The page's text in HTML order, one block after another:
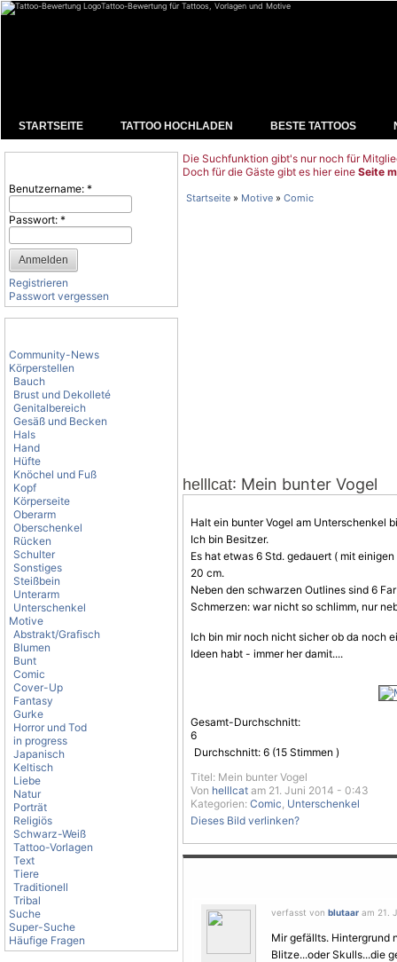
Tattoo-Bewertung für Tattoos, Vorlagen und Motive
STARTSEITE TATTOO HOCHLADEN BESTE TATTOOS
Benutzername: *
Passwort: *
Registrieren
Passwort vergessen
Community-News
Körperstellen
Bauch
Brust und Dekolleté
Genitalbereich
Gesäß und Becken
Hals
Hand
Hüfte
Knöchel und Fuß
Kopf
Körperseite
Oberarm
Oberschenkel
Rücken
Schulter
Sonstiges
Steißbein
Unterarm
Unterschenkel
Motive
Abstrakt/Grafisch
Blumen
Bunt
Comic
Cover-Up
Fantasy
Gurke
Horror und Tod
in progress
Japanisch
Keltisch
Liebe
Natur
Porträt
Religiös
Schwarz-Weiß
Tattoo-Vorlagen
Text
Tiere
Traditionell
Tribal
Suche
Super-Suche
Häufige Fragen
Die Suchfunktion gibt's nur noch für
Doch für die Gäste gibt es hier eine Seite
Startseite » Motive » Comic
helllcat: Mein bunter Vogel
Halt ein bunterVogel am Unterschenkel
Ich bin Besitzer.
Es hat etwas 6 Std. gedauert ( mit
20 cm.
Neben den schwarzen Outlines sind 6
Schmerzen: war nicht so schlimm, nur
Ich bin mir noch nicht sicher ob da noch
Ideen habt - immer her damit....
Gesamt-Durchschnitt:
6
Durchschnitt: 6 (15 Stimmen )
Titel: Mein bunter Vogel
Von helllcat am 21. Juni 2014 - 0:43
Kategorien: Comic, Unterschenkel
Dieses Bild verlinken?
verfasst von blutaar am 21.
Mir gefällts. Hintergrund
Blitze...oder Skulls...die